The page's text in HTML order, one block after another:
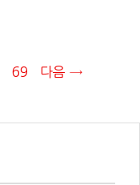
페
69 다음 →